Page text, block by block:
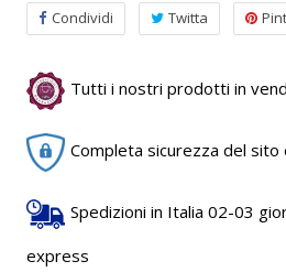
Condividi Twitta
Tutti i nostri prodotti in
Completa sicurezza del sito
Spedizioni in Italia 02-03
express